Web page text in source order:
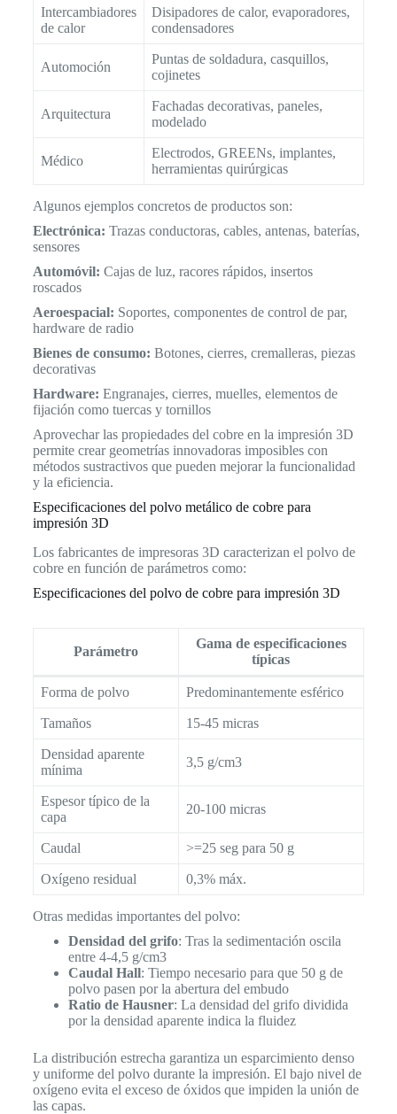
Intercambiadores
de calor
Disipadores de calor, evaporadores,
condensadores
Automoción
Puntas de soldadura, casquillos,
cojinetes
Arquitectura
Fachadas decorativas, paneles,
modelado
Médico
Electrodos, GREENs, implantes,
herramientas quirúrgicas
Algunos ejemplos concretos de productos son:
Electrónica: Trazas conductoras, cables, antenas, baterías,
sensores
Automóvil: Cajas de luz, racores rápidos, insertos
roscados
Aeroespacial: Soportes, componentes de control de par,
hardware de radio
Bienes de consumo: Botones, cierres, cremalleras, piezas
decorativas
Hardware: Engranajes, cierres, muelles, elementos de
fijación como tuercas y tornillos
Aprovechar las propiedades del cobre en la impresión 3D
permite crear geometrías innovadoras imposibles con
métodos sustractivos que pueden mejorar la funcionalidad
y la eficiencia.
Especificaciones del polvo metálico de cobre para
impresión 3D
Los fabricantes de impresoras 3D caracterizan el polvo de
cobre en función de parámetros como:
Especificaciones del polvo de cobre para impresión 3D
Parámetro
Gama de especificaciones
típicas
Forma de polvo Predominantemente esférico
Tamaños 15-45 micras
Densidad aparente
mínima
3,5 g/cm3
Espesor típico de la
capa
20-100 micras
Caudal >=25 seg para 50 g
Oxígeno residual 0,3% máx.
Otras medidas importantes del polvo:
Densidad del grifo: Tras la sedimentación oscila
entre 4-4,5 g/cm3
Caudal Hall: Tiempo necesario para que 50 g de
polvo pasen por la abertura del embudo
Ratio de Hausner: La densidad del grifo dividida
por la densidad aparente indica la fluidez
La distribución estrecha garantiza un esparcimiento denso
y uniforme del polvo durante la impresión. El bajo nivel de
oxígeno evita el exceso de óxidos que impiden la unión de
las capas.